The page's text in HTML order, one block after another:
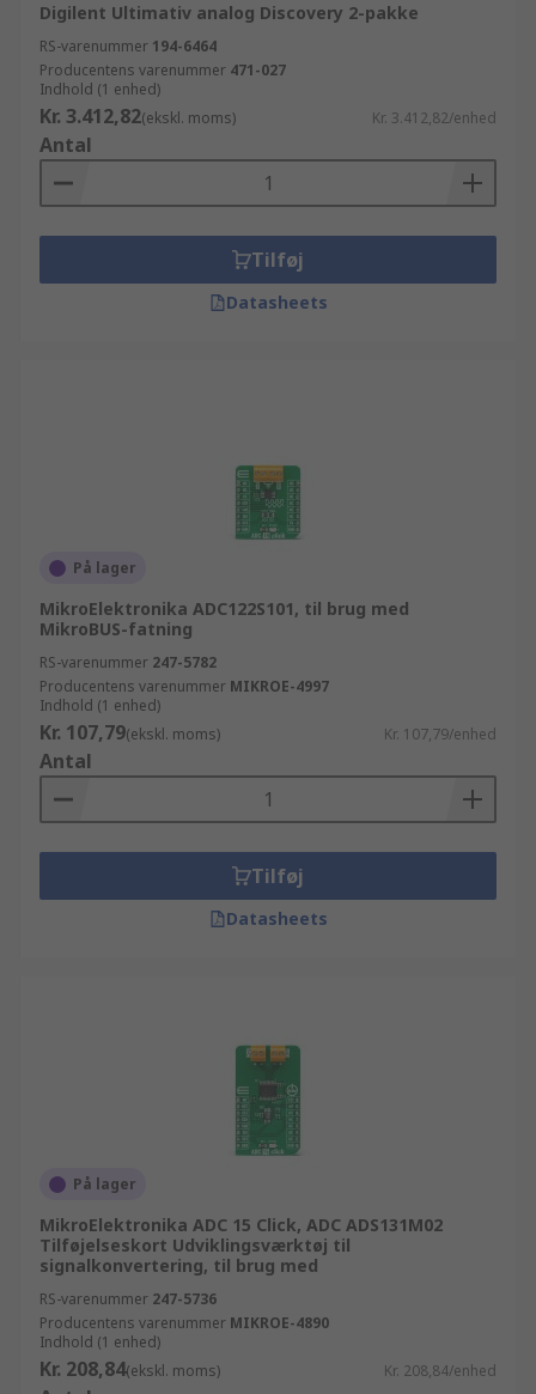
Digilent Ultimativ analog Discovery 2-pakke
RS-varenummer 194-6464
Producentens varenummer 471-027
Indhold (1 enhed)
Kr. 3.412,82(ekskl. moms) Kr. 3.412,82/enhed
Antal
Tilføj
Datasheets
På lager
MikroElektronika ADC122S101, til brug med
MikroBUS-fatning
RS-varenummer 247-5782
Producentens varenummer MIKROE-4997
Indhold (1 enhed)
Kr. 107,79(ekskl. moms) Kr. 107,79/enhed
Antal
Tilføj
Datasheets
På lager
MikroElektronika ADC 15 Click, ADC ADS131M02
Tilføjelseskort Udviklingsværktøj til
signalkonvertering, til brug med
RS-varenummer 247-5736
Producentens varenummer MIKROE-4890
Indhold (1 enhed)
Kr. 208,84(ekskl. moms) Kr. 208,84/enhed